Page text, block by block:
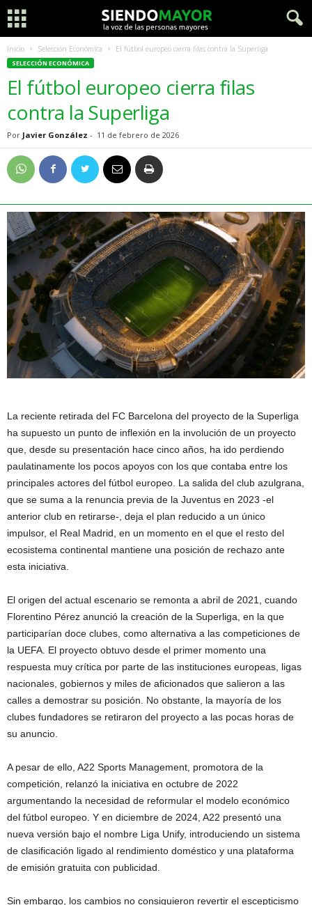
Inicio Selección Económica El fútbol europeo cierra filas contra la Superliga
SELECCIÓN ECONÓMICA
El fútbol europeo cierra filas
contra la Superliga
Por Javier González - 11 de febrero de 2026
La reciente retirada del FC Barcelona del proyecto de la Superliga
ha supuesto un punto de inflexión en la involución de un proyecto
que, desde su presentación hace cinco años, ha ido perdiendo
paulatinamente los pocos apoyos con los que contaba entre los
principales actores del fútbol europeo. La salida del club azulgrana,
que se suma a la renuncia previa de la Juventus en 2023 -el
anterior club en retirarse-, deja el plan reducido a un único
impulsor, el Real Madrid, en un momento en el que el resto del
ecosistema continental mantiene una posición de rechazo ante
esta iniciativa.
El origen del actual escenario se remonta a abril de 2021, cuando
Florentino Pérez anunció la creación de la Superliga, en la que
participarían doce clubes, como alternativa a las competiciones de
la UEFA. El proyecto obtuvo desde el primer momento una
respuesta muy crítica por parte de las instituciones europeas, ligas
nacionales, gobiernos y miles de aficionados que salieron a las
calles a demostrar su posición. No obstante, la mayoría de los
clubes fundadores se retiraron del proyecto a las pocas horas de
su anuncio.
A pesar de ello, A22 Sports Management, promotora de la
competición, relanzó la iniciativa en octubre de 2022
argumentando la necesidad de reformular el modelo económico
del fútbol europeo. Y en diciembre de 2024, A22 presentó una
nueva versión bajo el nombre Liga Unify, introduciendo un sistema
de clasificación ligado al rendimiento doméstico y una plataforma
de emisión gratuita con publicidad.
Sin embargo, los cambios no consiguieron revertir el escepticismo